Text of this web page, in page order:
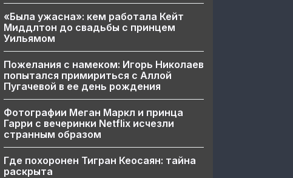
«Была ужасна»: кем работала Кейт
Миддлтон до свадьбы с принцем
Уильямом
Пожелания с намеком: Игорь Николаев
попытался примириться с Аллой
Пугачевой в ее день рождения
Фотографии Меган Маркл и принца
Гарри с вечеринки Netflix исчезли
странным образом
Где похоронен Тигран Кеосаян: тайна
раскрыта